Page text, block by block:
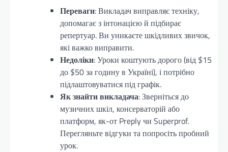
Переваги: Викладач виправляє техніку,
допомагає з інтонацією й підбирає
репертуар. Ви уникаєте шкідливих звичок,
які важко виправити.
Недоліки: Уроки коштують дорого (від $15
до $50 за годину в Україні), і потрібно
підлаштовуватися під графік.
Як знайти викладача: Зверніться до
музичних шкіл, консерваторій або
платформ, як-от Preply чи Superprof.
Перегляньте відгуки та попросіть пробний
урок.